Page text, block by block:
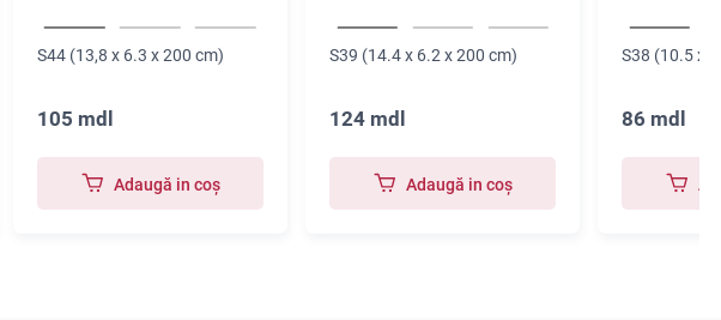
S44 (13,8 x 6.3 x 200 cm)
105 mdl
Adaugă in coş
S39 (14.4 x 6.2 x 200 cm)
124 mdl
Adaugă in coş
S38 (10.5 x
86 mdl